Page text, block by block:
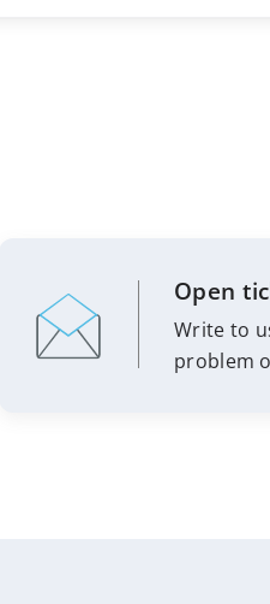
Open
Write to
problem